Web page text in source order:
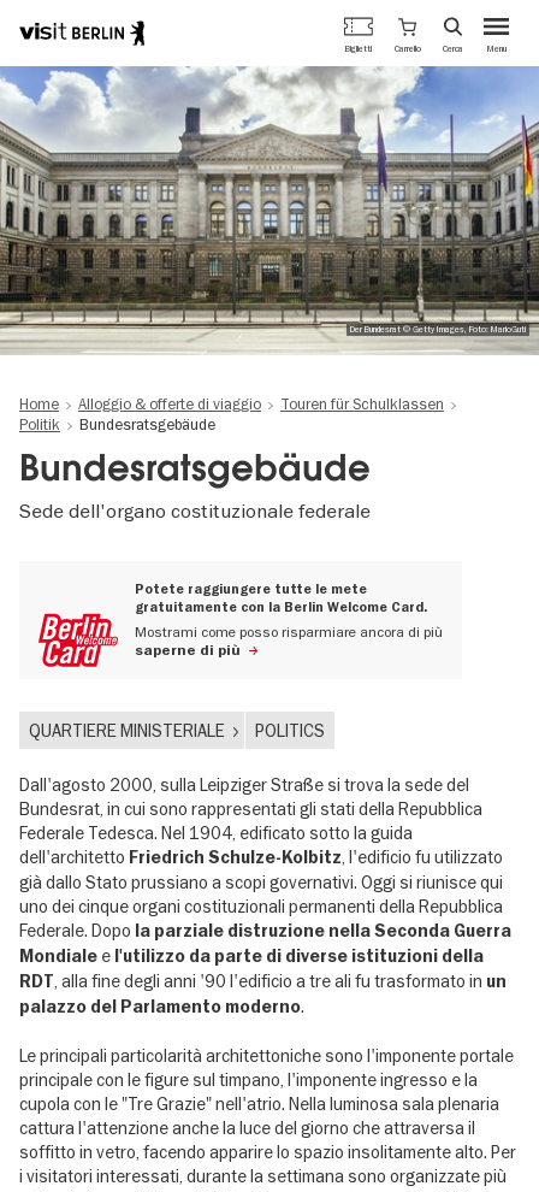
Salta
contenuto
principale
Portale
ufficiale
del
turismo
Berlino
Menu
Biglietti Carrello Cerca
Der Bundesrat © Getty Images, Foto: MarioGuti
Home Alloggio & offerte di viaggio
Touren für Schulklassen
Politik
Bundesratsgebäude
Bundesratsgebäude
Sede dell'organo costituzionale federale
Potete raggiungere tutte le mete
gratuitamente con la Berlin Welcome Card.
Mostrami come posso risparmiare ancora di più
saperne di più
QUARTIERE MINISTERIALE POLITICS
Dall'agosto 2000, sulla Leipziger Straße si trova la sede del
Bundesrat, in cui sono rappresentati gli stati della Repubblica
Federale Tedesca. Nel 1904, edificato sotto la guida
dell'architetto Friedrich Schulze-Kolbitz, l'edificio fu utilizzato
già dallo Stato prussiano a scopi governativi. Oggi si riunisce qui
uno dei cinque organi costituzionali permanenti della Repubblica
Federale. Dopo la parziale distruzione nella Seconda Guerra
Mondiale e l'utilizzo da parte di diverse istituzioni della
RDT, alla fine degli anni '90 l'edificio a tre ali fu trasformato in un
palazzo del Parlamento moderno.
Le principali particolarità architettoniche sono l'imponente portale
principale con le figure sul timpano, l'imponente ingresso e la
cupola con le "Tre Grazie" nell'atrio. Nella luminosa sala plenaria
cattura l'attenzione anche la luce del giorno che attraversa il
soffitto in vetro, facendo apparire lo spazio insolitamente alto. Per
i visitatori interessati, durante la settimana sono organizzate più